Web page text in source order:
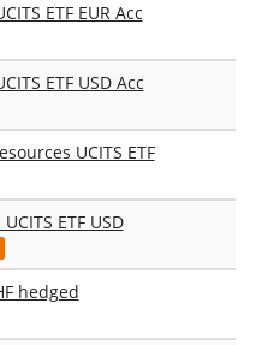
ETF EUR Acc
ETF USD Acc
UCITS ETF
ETF USD
hedged